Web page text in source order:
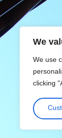
We
We use
clicking